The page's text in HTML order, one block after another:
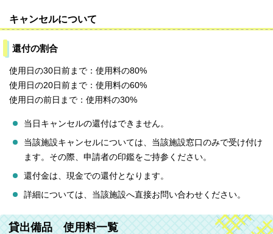
キャンセルについて
還付の割合
使用日の30日前まで：使用料の80%
使用日の20日前まで：使用料の60%
使用日の前日まで：使用料の30%
当日キャンセルの還付はできません。
当該施設キャンセルについては、当該施設窓口のみで受け付け
ます。その際、申請者の印鑑をご持参ください。
還付金は、現金での還付となります。
詳細については、当該施設へ直接お問い合わせください。
貸出備品 使用料一覧